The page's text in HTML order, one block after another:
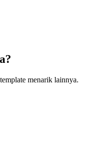
menarik lainnya.